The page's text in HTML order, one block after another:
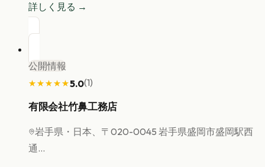
詳しく見る →
公開情報
★★★★★
★★★★★5.0(1)
有限会社竹鼻工務店
岩手県 ・日本、〒020-0045 岩手県盛岡市盛岡駅西
通...